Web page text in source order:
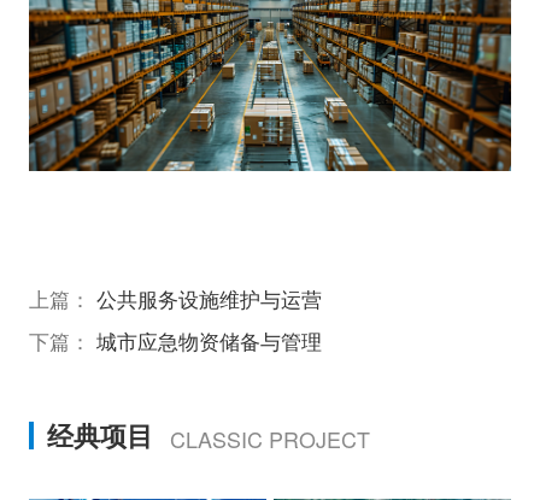
上篇： 公共服务设施维护与运营
下篇： 城市应急物资储备与管理
经典项目 CLASSIC PROJECT